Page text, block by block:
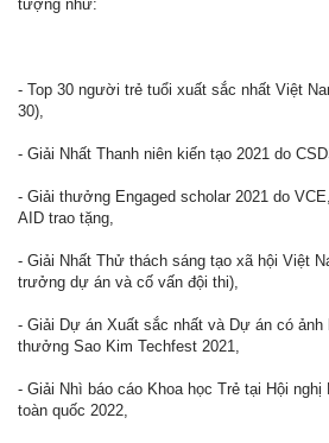
tượng như:
- Top 30 người trẻ tuổi xuất sắc nhất Việt
30),
- Giải Nhất Thanh niên kiến tạo 2021 do
- Giải thưởng Engaged scholar 2021 do
AID trao tặng,
- Giải Nhất Thử thách sáng tạo xã hội Việt
trưởng dự án và cố vấn đội thi),
- Giải Dự án Xuất sắc nhất và Dự án có
thưởng Sao Kim Techfest 2021,
- Giải Nhì báo cáo Khoa học Trẻ tại Hội
toàn quốc 2022,